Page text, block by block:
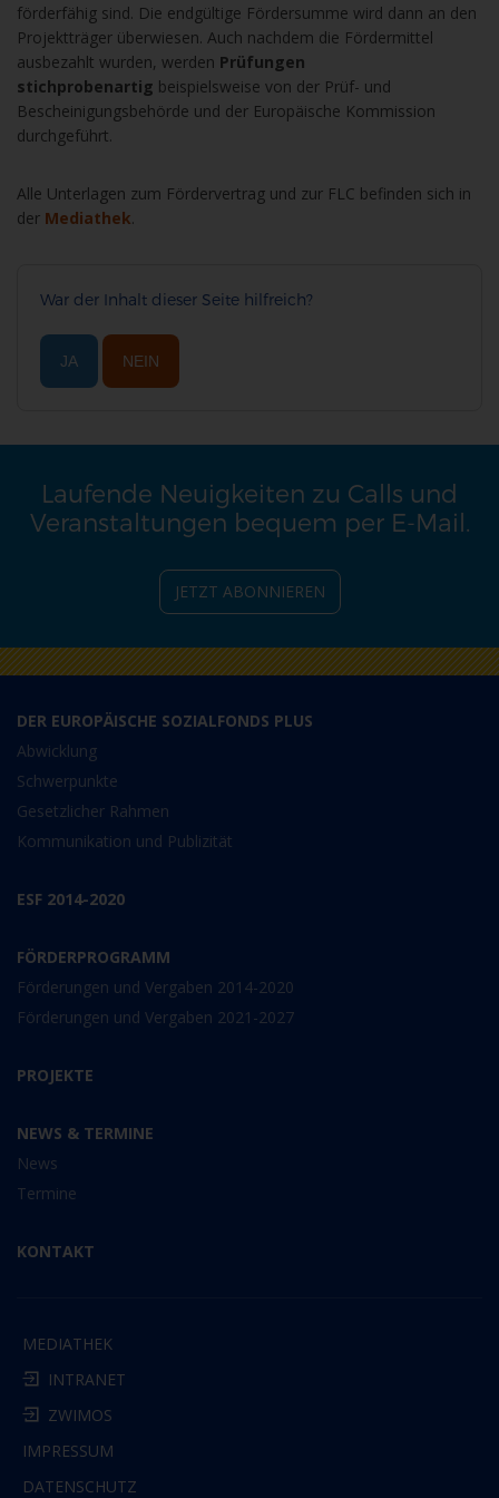
förderfähig sind. Die endgültige Fördersumme wird dann an den
Projektträger überwiesen. Auch nachdem die Fördermittel
ausbezahlt wurden, werden Prüfungen
stichprobenartig beispielsweise von der Prüf- und
Bescheinigungsbehörde und der Europäische Kommission
durchgeführt.
Alle Unterlagen zum Fördervertrag und zur FLC befinden sich in
der Mediathek.
War der Inhalt dieser Seite hilfreich?
JA NEIN
Laufende Neuigkeiten zu Calls und
Veranstaltungen bequem per E-Mail.
JETZT ABONNIEREN
DER EUROPÄISCHE SOZIALFONDS PLUS
Abwicklung
Schwerpunkte
Gesetzlicher Rahmen
Kommunikation und Publizität
ESF 2014-2020
FÖRDERPROGRAMM
Förderungen und Vergaben 2014-2020
Förderungen und Vergaben 2021-2027
PROJEKTE
NEWS & TERMINE
News
Termine
KONTAKT
MEDIATHEK
INTRANET
ZWIMOS
IMPRESSUM
DATENSCHUTZ